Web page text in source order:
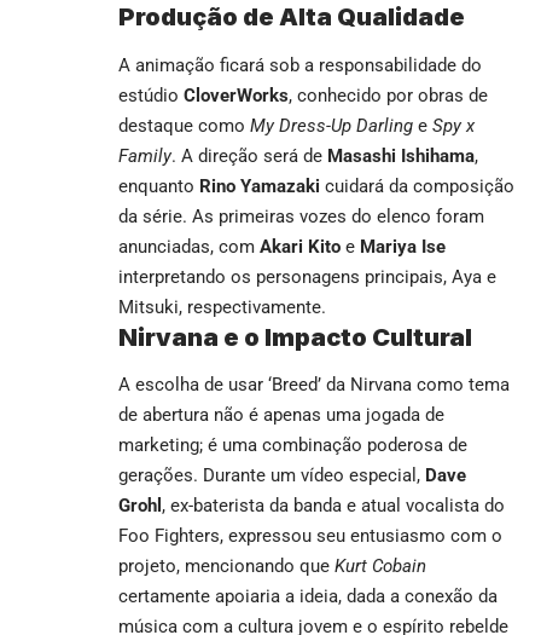
Produção de Alta Qualidade
A animação ficará sob a responsabilidade do
estúdio CloverWorks, conhecido por obras de
destaque como My Dress-Up Darling e Spy x
Family. A direção será de Masashi Ishihama,
enquanto Rino Yamazaki cuidará da composição
da série. As primeiras vozes do elenco foram
anunciadas, com Akari Kito e Mariya Ise
interpretando os personagens principais, Aya e
Mitsuki, respectivamente.
Nirvana e o Impacto Cultural
A escolha de usar ‘Breed’ da Nirvana como tema
de abertura não é apenas uma jogada de
marketing; é uma combinação poderosa de
gerações. Durante um vídeo especial, Dave
Grohl , ex-baterista da banda e atual vocalista do
Foo Fighters, expressou seu entusiasmo com o
projeto, mencionando que Kurt Cobain
certamente apoiaria a ideia, dada a conexão da
música com a cultura jovem e o espírito rebelde